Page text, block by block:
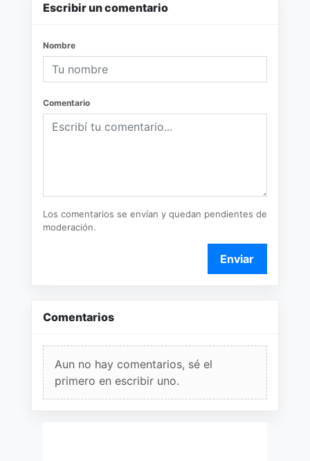
Escribir un comentario
Nombre
Comentario
Los comentarios se envían y quedan pendientes de
moderación.
Enviar
Comentarios
Aun no hay comentarios, sé el
primero en escribir uno.